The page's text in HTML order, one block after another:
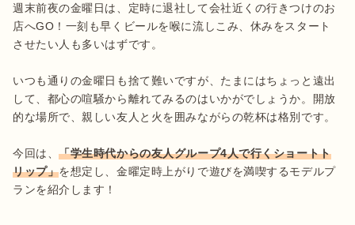
週末前夜の金曜日は、定時に退社して会社近くの行きつけのお
店へGO！一刻も早くビールを喉に流しこみ、休みをスタート
させたい人も多いはずです。
いつも通りの金曜日も捨て難いですが、たまにはちょっと遠出
して、都心の喧騒から離れてみるのはいかがでしょうか。開放
的な場所で、親しい友人と火を囲みながらの乾杯は格別です。
今回は、「学生時代からの友人グループ4人で行くショートト
リップ」を想定し、金曜定時上がりで遊びを満喫するモデルプ